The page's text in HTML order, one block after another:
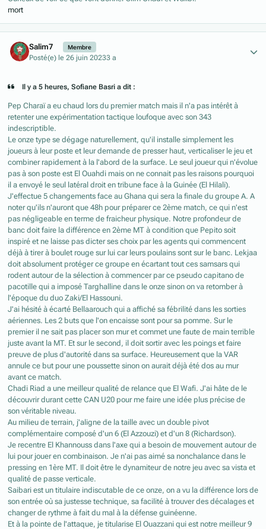
mort
Salim7 Membre
Posté(e) le 26 juin 20233 a
Il y a 5 heures, Sofiane Basri a dit :
Pep Charaï a eu chaud lors du premier match mais il n'a pas intérêt à
retenter une expérimentation tactique loufoque avec son 343
indescriptible.
Le onze type se dégage naturellement, qu'il installe simplement les
joueurs à leur poste et leur demande de presser haut, verticaliser le jeu et
combiner rapidement à la l'abord de la surface. Le seul joueur qui n'évolue
pas à son poste est El Ouahdi mais on ne connait pas les raisons pourquoi
il a envoyé le seul latéral droit en tribune face à la Guinée (El Hilali).
J'effectue 5 changements face au Ghana qui sera la finale du groupe A. A
noter qu'ils n'auront que 48h pour préparer ce 2ème match, ce qui n'est
pas négligeable en terme de fraicheur physique. Notre profondeur de
banc doit faire la différence en 2ème MT à condition que Pepito soit
inspiré et ne laisse pas dicter ses choix par les agents qui commencent
déjà à tirer à boulet rouge sur lui car leurs poulains sont sur le banc. Lekjaa
doit absolument protéger ce groupe en écartant tout ces samsars qui
rodent autour de la sélection à commencer par ce pseudo capitano de
pacotille qui a imposé Targhalline dans le onze sinon on va retomber à
l'époque du duo Zaki/El Hassouni.
J'ai hésité à écarté Bellaarouch qui a affiché sa fébrilité dans les sorties
aériennes. Les 2 buts que l'on encaisse sont pour sa pomme. Sur le
premier il ne sait pas placer son mur et commet une faute de main terrible
juste avant la MT. Et sur le second, il doit sortir avec les poings et faire
preuve de plus d'autorité dans sa surface. Heureusement que la VAR
annule ce but pour une poussette sinon on aurait déjà été dos au mur
avant ce match.
Chadi Riad a une meilleur qualité de relance que El Wafi. J'ai hâte de le
découvrir durant cette CAN U20 pour me faire une idée plus précise de
son véritable niveau.
Au milieu de terrain, j'aligne de la taille avec un double pivot
complémentaire composé d'un 6 (El Azzouzi) et d'un 8 (Richardson).
Je recentre El Khannouss dans l'axe qui a besoin de mouvement autour de
lui pour jouer en combinaison. Je n'ai pas aimé sa nonchalance dans le
pressing en 1ère MT. Il doit être le dynamiteur de notre jeu avec sa vista et
qualité de passe verticale.
Saibari est un titulaire indiscutable de ce onze, on a vu la différence lors de
son entrée où sa justesse technique, sa facilité à trouver des décalages et
changer de rythme à fait du mal à la défense guinéenne.
Et à la pointe de l'attaque, je titularise El Ouazzani qui est notre meilleur 9